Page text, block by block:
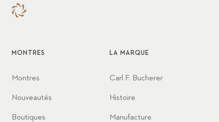
MONTRES
Montres
Nouveautés
Boutiques
LA MARQUE
Carl F. Bucherer
Histoire
Manufacture